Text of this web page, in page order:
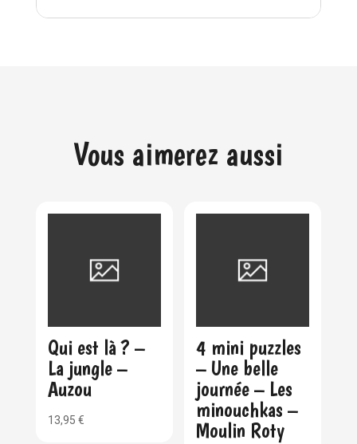
Vous aimerez aussi
Qui est là ? –
La jungle –
Auzou
13,95 €
4 mini puzzles
– Une belle
journée – Les
minouchkas –
Moulin Roty